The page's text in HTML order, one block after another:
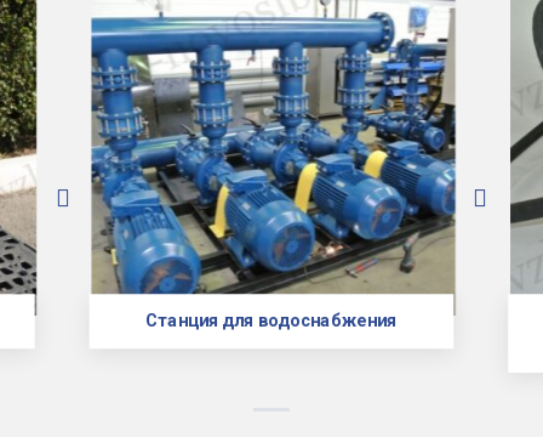
Станция для водоснабжения